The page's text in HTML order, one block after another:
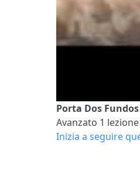
Porta Dos Fundos
Avanzato 1
Inizia a seguire